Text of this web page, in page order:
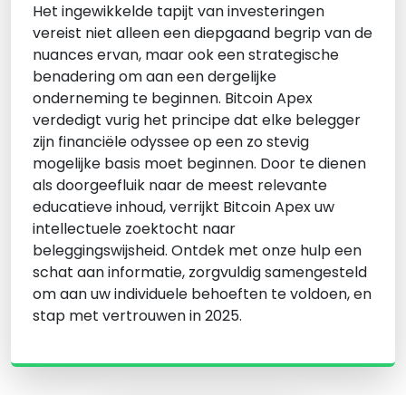
Het ingewikkelde tapijt van investeringen
vereist niet alleen een diepgaand begrip van de
nuances ervan, maar ook een strategische
benadering om aan een dergelijke
onderneming te beginnen. Bitcoin Apex
verdedigt vurig het principe dat elke belegger
zijn financiële odyssee op een zo stevig
mogelijke basis moet beginnen. Door te dienen
als doorgeefluik naar de meest relevante
educatieve inhoud, verrijkt Bitcoin Apex uw
intellectuele zoektocht naar
beleggingswijsheid. Ontdek met onze hulp een
schat aan informatie, zorgvuldig samengesteld
om aan uw individuele behoeften te voldoen, en
stap met vertrouwen in 2025.